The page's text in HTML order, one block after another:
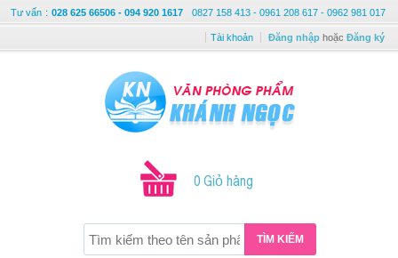
Tư vấn : 028 625 66506 - 094 920 1617 0827 158 413 - 0961 208 617 - 0962 981 017
Tài khoản Đăng nhập hoặc Đăng ký
0 Giỏ hàng
TÌM KIẾM